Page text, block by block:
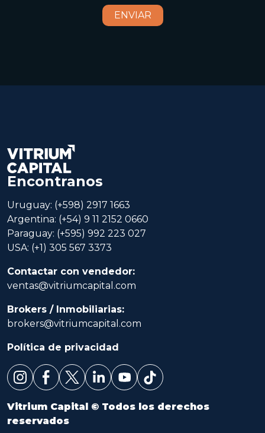
ENVIAR
Encontranos
Uruguay: (+598) 2917 1663
Argentina: (+54) 9 11 2152 0660
Paraguay: (+595) 992 223 027
USA: (+1) 305 567 3373
Contactar con vendedor:
ventas@vitriumcapital.com
Brokers / Inmobiliarias:
brokers@vitriumcapital.com
Política de privacidad
Vitrium Capital © Todos los derechos
reservados